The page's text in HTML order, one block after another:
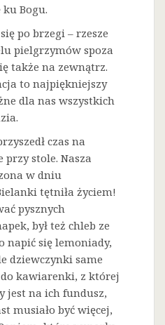
Bogu.
po brzegi – rzesze
pielgrzymów spoza
także na zewnątrz.
to najpiękniejszy
dla nas wszystkich
czas na
stole. Nasza
w dniu
tętniła życiem!
pysznych
był też chleb ze
napić się lemoniady,
dziewczynki same
kawiarenki, z której
jest na ich fundusz,
musiało być więcej,